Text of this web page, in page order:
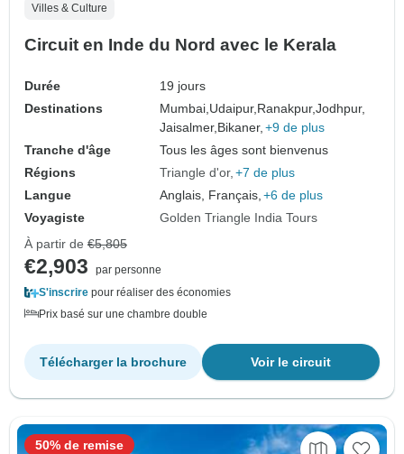
Villes & Culture
Circuit en Inde du Nord avec le Kerala
Durée
19 jours
Destinations
Mumbai, Udaipur, Ranakpur,Jodhpur,
Jaisalmer, Bikaner, +9 de plus
Tranche d'âge
Tous les âges sont bienvenus
Régions
Triangle d'or +7 de plus
Langue
Anglais, Français, +6 de plus
Voyagiste
Golden Triangle India Tours
À partir de €5,805
€2,903
par personne
S'inscrire pour réaliser des économies
Prix basé sur une chambre double
Voir le circuit
Télécharger la brochure
50% de remise